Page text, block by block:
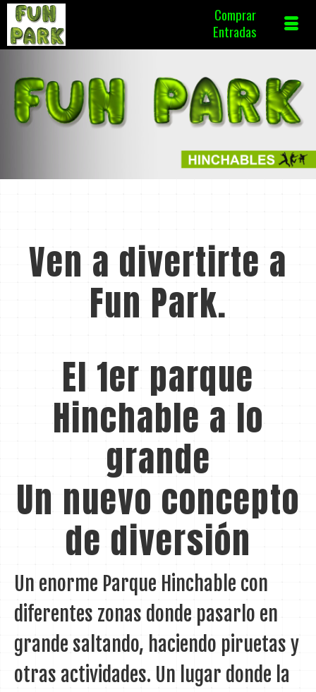
Comprar
Entradas
Ven a divertirte a
Fun Park.
El 1er parque
Hinchable a lo
grande
Un nuevo concepto
de diversión
Un enorme Parque Hinchable con
diferentes zonas donde pasarlo en
grande saltando, haciendo piruetas y
otras actividades. Un lugar donde la